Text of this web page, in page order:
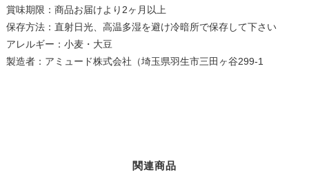
賞味期限：商品お届けより2ヶ月以上
保存方法：直射日光、高温多湿を避け冷暗所で保存して下さい
アレルギー：小麦・大豆
製造者：アミュード株式会社（埼玉県羽生市三田ヶ谷299-1
関連商品